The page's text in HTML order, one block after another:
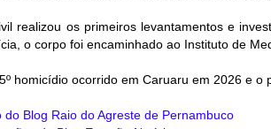
realizou os primeiros levantamentos e
o corpo foi encaminhado ao Instituto de
homicídio ocorrido em Caruaru em 2026 e o
do Blog Raio do Agreste de Pernambuco